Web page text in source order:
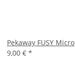
Pekaway FUSY Micro
9,00 € *